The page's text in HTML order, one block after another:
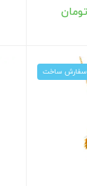
سفارش ساخت